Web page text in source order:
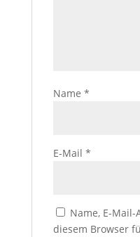
Name *
E-Mail *
Name, E-
diesem Browser